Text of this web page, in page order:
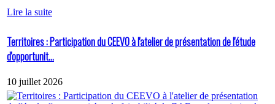
Lire la suite
Territoires : Participation du CEEVO à l'atelier de présentation de l'étude
d'opportunit...
10 juillet 2026